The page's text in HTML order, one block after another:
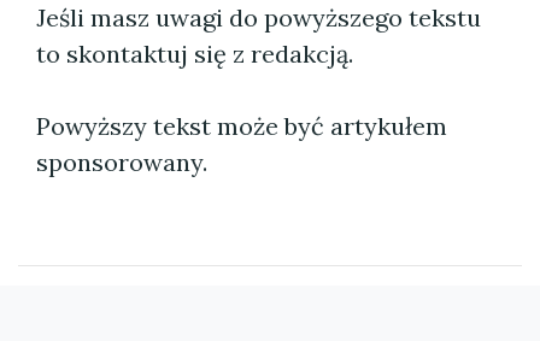
Jeśli masz uwagi do powyższego tekstu
to skontaktuj się z redakcją.
Powyższy tekst może być artykułem
sponsorowany.